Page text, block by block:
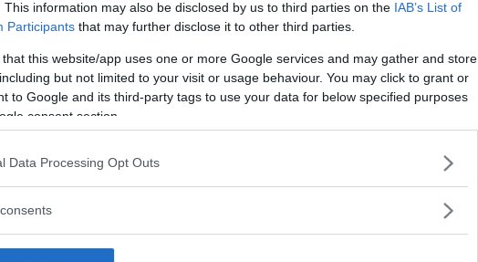
This information may also be disclosed by us to third parties on the IAB’s List of
Participants that may further disclose it to other third parties.
that this website/app uses one or more Google services and may gather and store
but not limited to your visit or usage behaviour. You may click to grant or
to Google and its third-party tags to use your data for below specified purposes
consent section.
Data Processing Opt Outs
att bli ny favorit”
kombibilar har
nu på av eldrivna Toyota
Så står sig nya Toyota RAV4
Vi ställe nykomlingen mot Audi Q3 och